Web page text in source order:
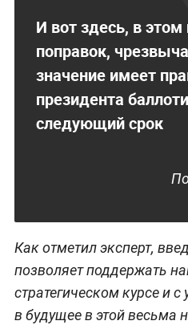
И вот здесь, в этом
поправок,
значение имеет
президента
следующий срок
Как отметил эксперт,
позволяет поддержать
стратегическом курсе и
в будущее в этой весьма